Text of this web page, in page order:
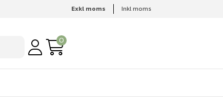
Exkl moms Inkl moms
0